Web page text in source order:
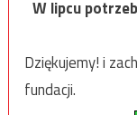
W lipcu
Dziękujemy! i
fundacji.